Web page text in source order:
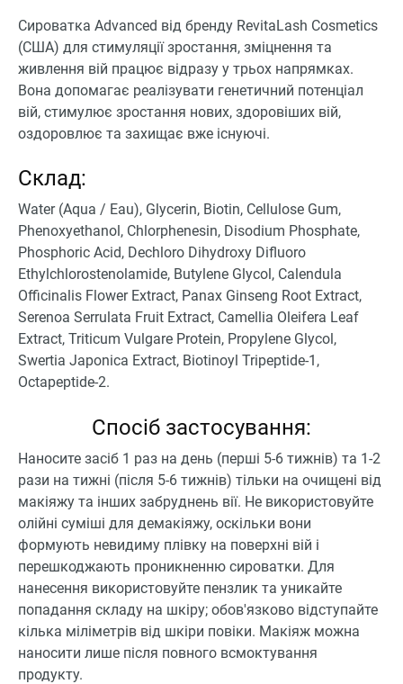
Сироватка Advanced від бренду RevitaLash Cosmetics
(США) для стимуляції зростання, зміцнення та
живлення вій працює відразу у трьох напрямках.
Вона допомагає реалізувати генетичний потенціал
вій, стимулює зростання нових, здоровіших вій,
оздоровлює та захищає вже існуючі.
Склад:
Water (Aqua / Eau), Glycerin, Biotin, Cellulose Gum,
Phenoxyethanol, Chlorphenesin, Disodium Phosphate,
Phosphoric Acid, Dechloro Dihydroxy Difluoro
Ethylchlorostenolamide, Butylene Glycol, Calendula
Officinalis Flower Extract, Panax Ginseng Root Extract,
Serenoa Serrulata Fruit Extract, Camellia Oleifera Leaf
Extract, Triticum Vulgare Protein, Propylene Glycol,
Swertia Japonica Extract, Biotinoyl Tripeptide-1,
Octapeptide-2.
Спосіб застосування:
Наносите засіб 1 раз на день (перші 5-6 тижнів) та 1-2
рази на тижні (після 5-6 тижнів) тільки на очищені від
макіяжу та інших забруднень вії. Не використовуйте
олійні суміші для демакіяжу, оскільки вони
формують невидиму плівку на поверхні вій і
перешкоджають проникненню сироватки. Для
нанесення використовуйте пензлик та уникайте
попадання складу на шкіру; обов'язково відступайте
кілька міліметрів від шкіри повіки. Макіяж можна
наносити лише після повного всмоктування
продукту.